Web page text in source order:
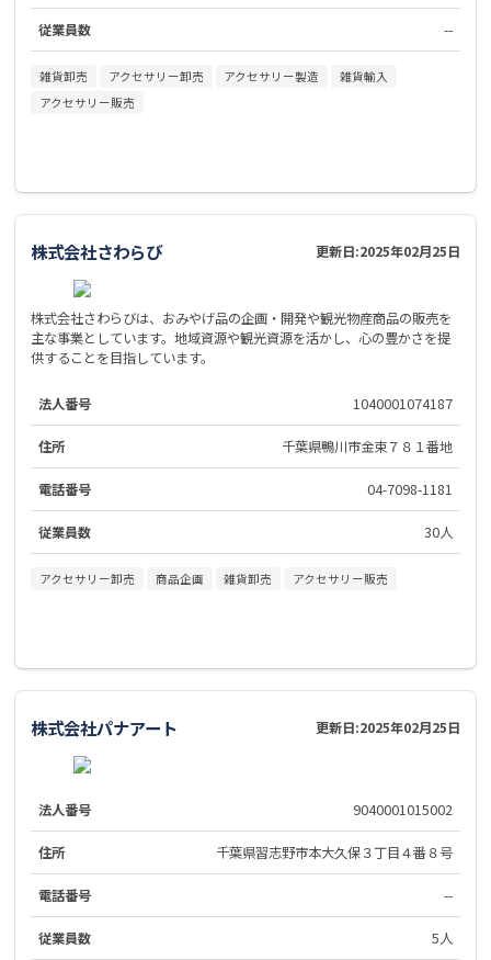
従業員数 --
雑貨卸売 アクセサリー卸売 アクセサリー製造
雑貨輸入
アクセサリー販売
株式会社さわらび 更新日:2025年02月25日
株式会社さわらびは、おみやげ品の企画・開発や観光物産商品の販売を
主な事業としています。地域資源や観光資源を活かし、心の豊かさを提
供することを目指しています。
法人番号 1040001074187
住所 千葉県鴨川市金束７８１番地
電話番号 04-7098-1181
従業員数 30人
アクセサリー卸売 商品企画 雑貨卸売 アクセサリー販売
株式会社パナアート 更新日:2025年02月25日
法人番号 9040001015002
住所 千葉県習志野市本大久保３丁目４番８号
電話番号 --
従業員数 5人